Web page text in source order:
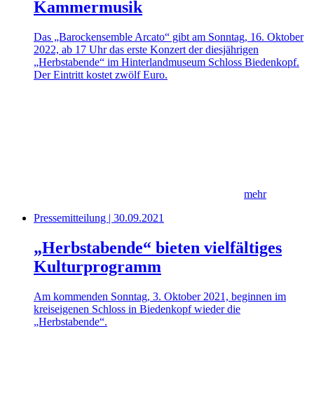
Kammermusik
Das „Barockensemble Arcato“ gibt am Sonntag, 16. Oktober
2022, ab 17 Uhr das erste Konzert der diesjährigen
„Herbstabende“ im Hinterlandmuseum Schloss Biedenkopf.
Der Eintritt kostet zwölf Euro.
mehr
Pressemitteilung | 30.09.2021
„Herbstabende“ bieten vielfältiges
Kulturprogramm
Am kommenden Sonntag, 3. Oktober 2021, beginnen im
kreiseigenen Schloss in Biedenkopf wieder die
„Herbstabende“.